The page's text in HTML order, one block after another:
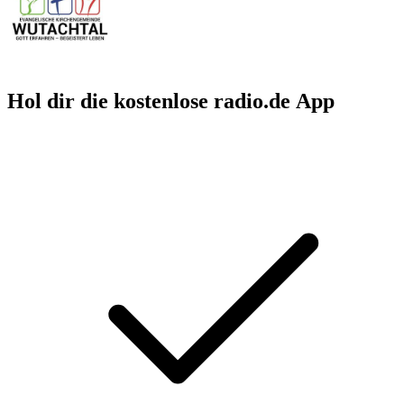
Hol dir die kostenlose radio.de App